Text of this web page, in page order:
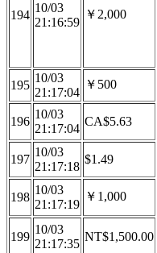
194
10/03
21:16:59
￥2,000
195
10/03
21:17:04
￥500
196
10/03
21:17:04
CA$5.63
197
10/03
21:17:18
$1.49
198
10/03
21:17:19
￥1,000
199
10/03
21:17:35
NT$1,500.00